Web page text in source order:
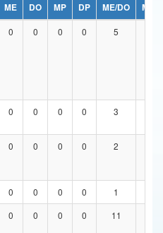
e Comunicações
Humanos
ME DO MP DP ME/DO
MP/
0 0 0 0 5
0 0 0 0 3
0 0 0 0 2
0 0 0 0 1
0 0 0 0 11